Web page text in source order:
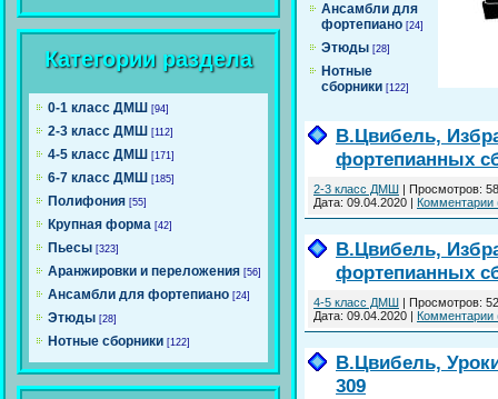
Категории раздела
0-1 класс ДМШ [94]
2-3 класс ДМШ [112]
4-5 класс ДМШ [171]
6-7 класс ДМШ [185]
Полифония [55]
Крупная форма [42]
Пьесы [323]
Аранжировки и переложения [56]
Ансамбли для фортепиано [24]
Этюды [28]
Нотные сборники [122]
Ансамбли для
фортепиано [24]
Этюды [28]
Нотные
сборники [122]
В.Цвибель,
фортепианных
2-3 класс ДМШ Просмотров:
Дата: 09.04.2020 Комментарии
В.Цвибель,
фортепианных
4-5 класс ДМШ Просмотров:
Дата: 09.04.2020 Комментарии
В.Цвибель,
309